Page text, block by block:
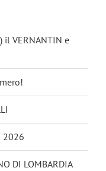
il VERNANTIN e
2026
DI LOMBARDIA